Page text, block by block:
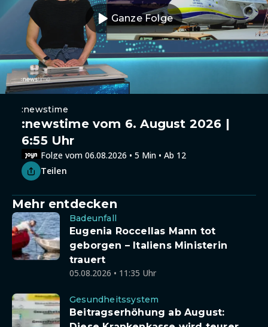
Ganze Folge
:newstime
:newstime vom 6. August 2026 |
6:55 Uhr
Folge vom 06.08.2026 • 5 Min • Ab 12
Teilen
Mehr entdecken
Badeunfall
Eugenia Roccellas Mann tot
geborgen – Italiens Ministerin
trauert
05.08.2026 • 11:35 Uhr
Gesundheitssystem
Beitragserhöhung ab August: